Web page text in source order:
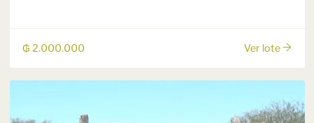
₲ 2.000.000 Ver lote